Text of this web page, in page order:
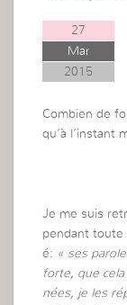
27
Mar
2015
Combien de
qu’à l’instant
Je me suis
pendant toute
é: « ses
forte, que cela
nées, je les